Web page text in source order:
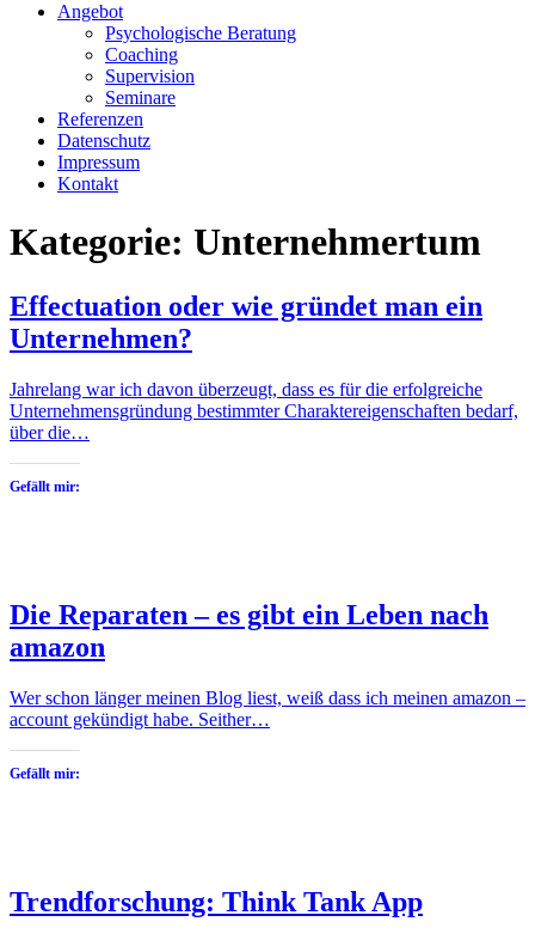
Angebot
Psychologische Beratung
Coaching
Supervision
Seminare
Referenzen
Datenschutz
Impressum
Kontakt
Kategorie: Unternehmertum
Effectuation oder wie gründet man ein
Unternehmen?
Jahrelang war ich davon überzeugt, dass es für die erfolgreiche
Unternehmensgründung bestimmter Charaktereigenschaften bedarf,
über die…
Gefällt mir:
Die Reparaten – es gibt ein Leben nach
amazon
Wer schon länger meinen Blog liest, weiß dass ich meinen amazon –
account gekündigt habe. Seither…
Gefällt mir:
Trendforschung: Think Tank App